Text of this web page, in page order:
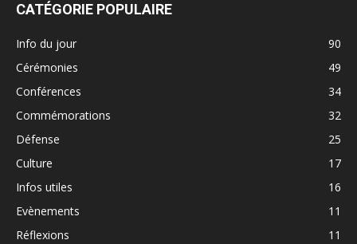
CATÉGORIE POPULAIRE
Info du jour
90
Cérémonies
49
Conférences
34
Commémorations
32
Défense
25
Culture
17
Infos utiles
16
Evènements
11
Réflexions
11